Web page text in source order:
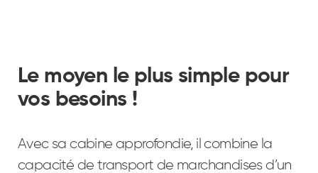
Le moyen le plus simple pour
vos besoins !
Avec sa cabine approfondie, il combine la
capacité de transport de marchandises d’un